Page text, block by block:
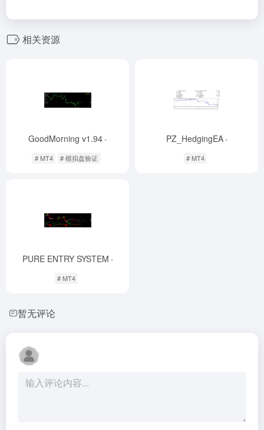
相关资源
GoodMorning v1.94-
# MT4 # 模拟盘验证
PZ_HedgingEA-
# MT4
PURE ENTRY SYSTEM -
# MT4
暂无评论